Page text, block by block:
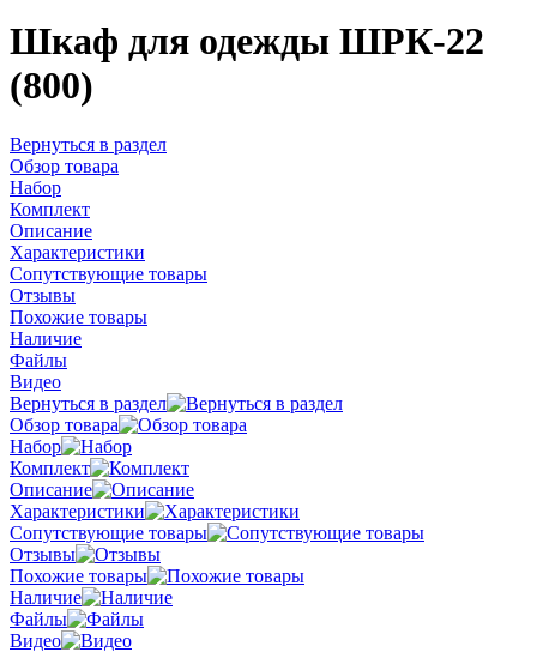
Шкаф для одежды ШРК-22
(800)
Вернуться в раздел
Обзор товара
Набор
Комплект
Описание
Характеристики
Сопутствующие товары
Отзывы
Похожие товары
Наличие
Файлы
Видео
Вернуться в раздел
Обзор товара
Набор
Комплект
Описание
Характеристики
Сопутствующие товары
Отзывы
Похожие товары
Наличие
Файлы
Видео